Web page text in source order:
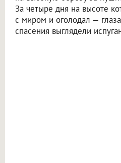
За четыре дня на высоте
с миром и оголодал —
спасения выглядели